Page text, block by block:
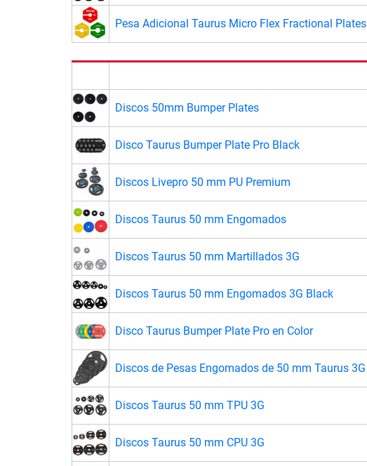
Pesa Adicional Taurus Micro Flex Fractional Plates
Discos 50mm Bumper Plates
Disco Taurus Bumper Plate Pro Black
Discos Livepro 50 mm PU Premium
Discos Taurus 50 mm Engomados
Discos Taurus 50 mm Martillados 3G
Discos Taurus 50 mm Engomados 3G Black
Disco Taurus Bumper Plate Pro en Color
Discos de Pesas Engomados de 50 mm Taurus 3G
Discos Taurus 50 mm TPU 3G
Discos Taurus 50 mm CPU 3G